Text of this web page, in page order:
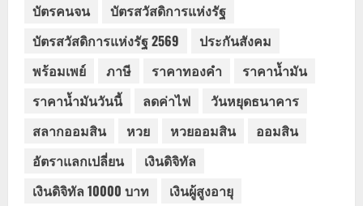
บัตรคนจน
บัตรสวัสดิการแห่งรัฐ
บัตรสวัสดิการแห่งรัฐ 2569
ประกันสังคม
พร้อมเพย์
ภาษี ราคาทองคำ
ราคาน้ำมัน
ราคาน้ำมันวันนี้
ลดค่าไฟ
วันหยุดธนาคาร
สลากออมสิน
หวย หวยออมสิน
ออมสิน
อัตราแลกเปลี่ยน
เงินดิจิทัล
เงินดิจิทัล 10000 บาท
เงินผู้สูงอายุ